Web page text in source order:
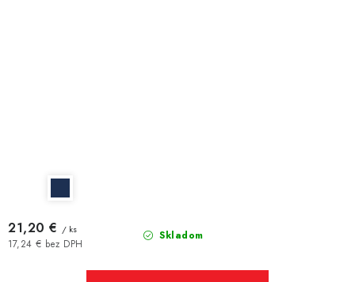
Skladom
17,24 € bez DPH
21,20 € / ks